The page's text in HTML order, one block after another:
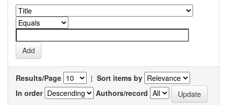
Results/Page | Sort items by
In order
Authors/record